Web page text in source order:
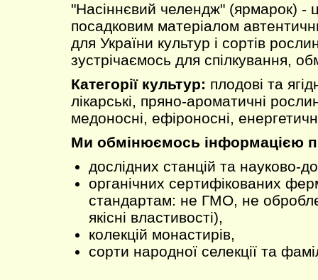
"Насіннєвий челендж" (ярмарок) -
посадковим матеріалом
для України культур і сортів
зустрічаємось для спілкування,
Категорії культур: плодові та
лікарські, пряно-ароматичні
медоносні, ефіроносні,
Ми обмінюємось інформацією
дослідних станцій та науково-
органічних сертифікованих
стандартам: не ГМО, не
якісні властивості),
колекцій монастирів,
сорти народної селекції та